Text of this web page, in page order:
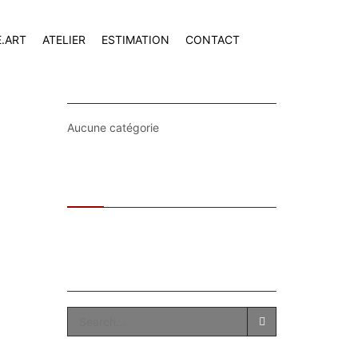
ATELIER ESTIMATION CONTACT
Aucune catégorie